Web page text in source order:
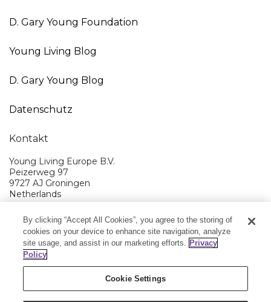
D. Gary Young Foundation
Young Living Blog
D. Gary Young Blog
Datenschutz
Kontakt
Young Living Europe B.V.
Peizerweg 97
9727 AJ Groningen
Netherlands
Kundenservice:
08000-825049
Young Living EMEA Ltd Hauptquartier: 44 (0) 20 3935 9000
By clicking “Accept All Cookies”, you agree to the storing of
cookies on your device to enhance site navigation, analyze
site usage, and assist in our marketing efforts. Privacy
Policy
Cookie Settings